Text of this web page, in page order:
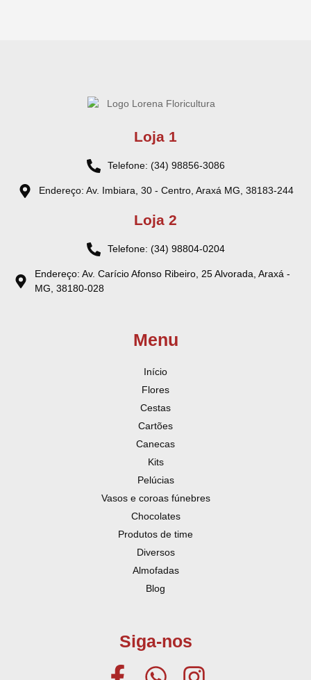
Loja 1
Telefone: (34) 98856-3086
Endereço: Av. Imbiara, 30 - Centro, Araxá MG, 38183-244
Loja 2
Telefone: (34) 98804-0204
Endereço: Av. Carício Afonso Ribeiro, 25 Alvorada, Araxá -
MG, 38180-028
Menu
Início
Flores
Cestas
Cartões
Canecas
Kits
Pelúcias
Vasos e coroas fúnebres
Chocolates
Produtos de time
Diversos
Almofadas
Blog
Siga-nos